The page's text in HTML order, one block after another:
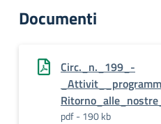
Documenti
Circ._n._199_-
pdf - 190 kb